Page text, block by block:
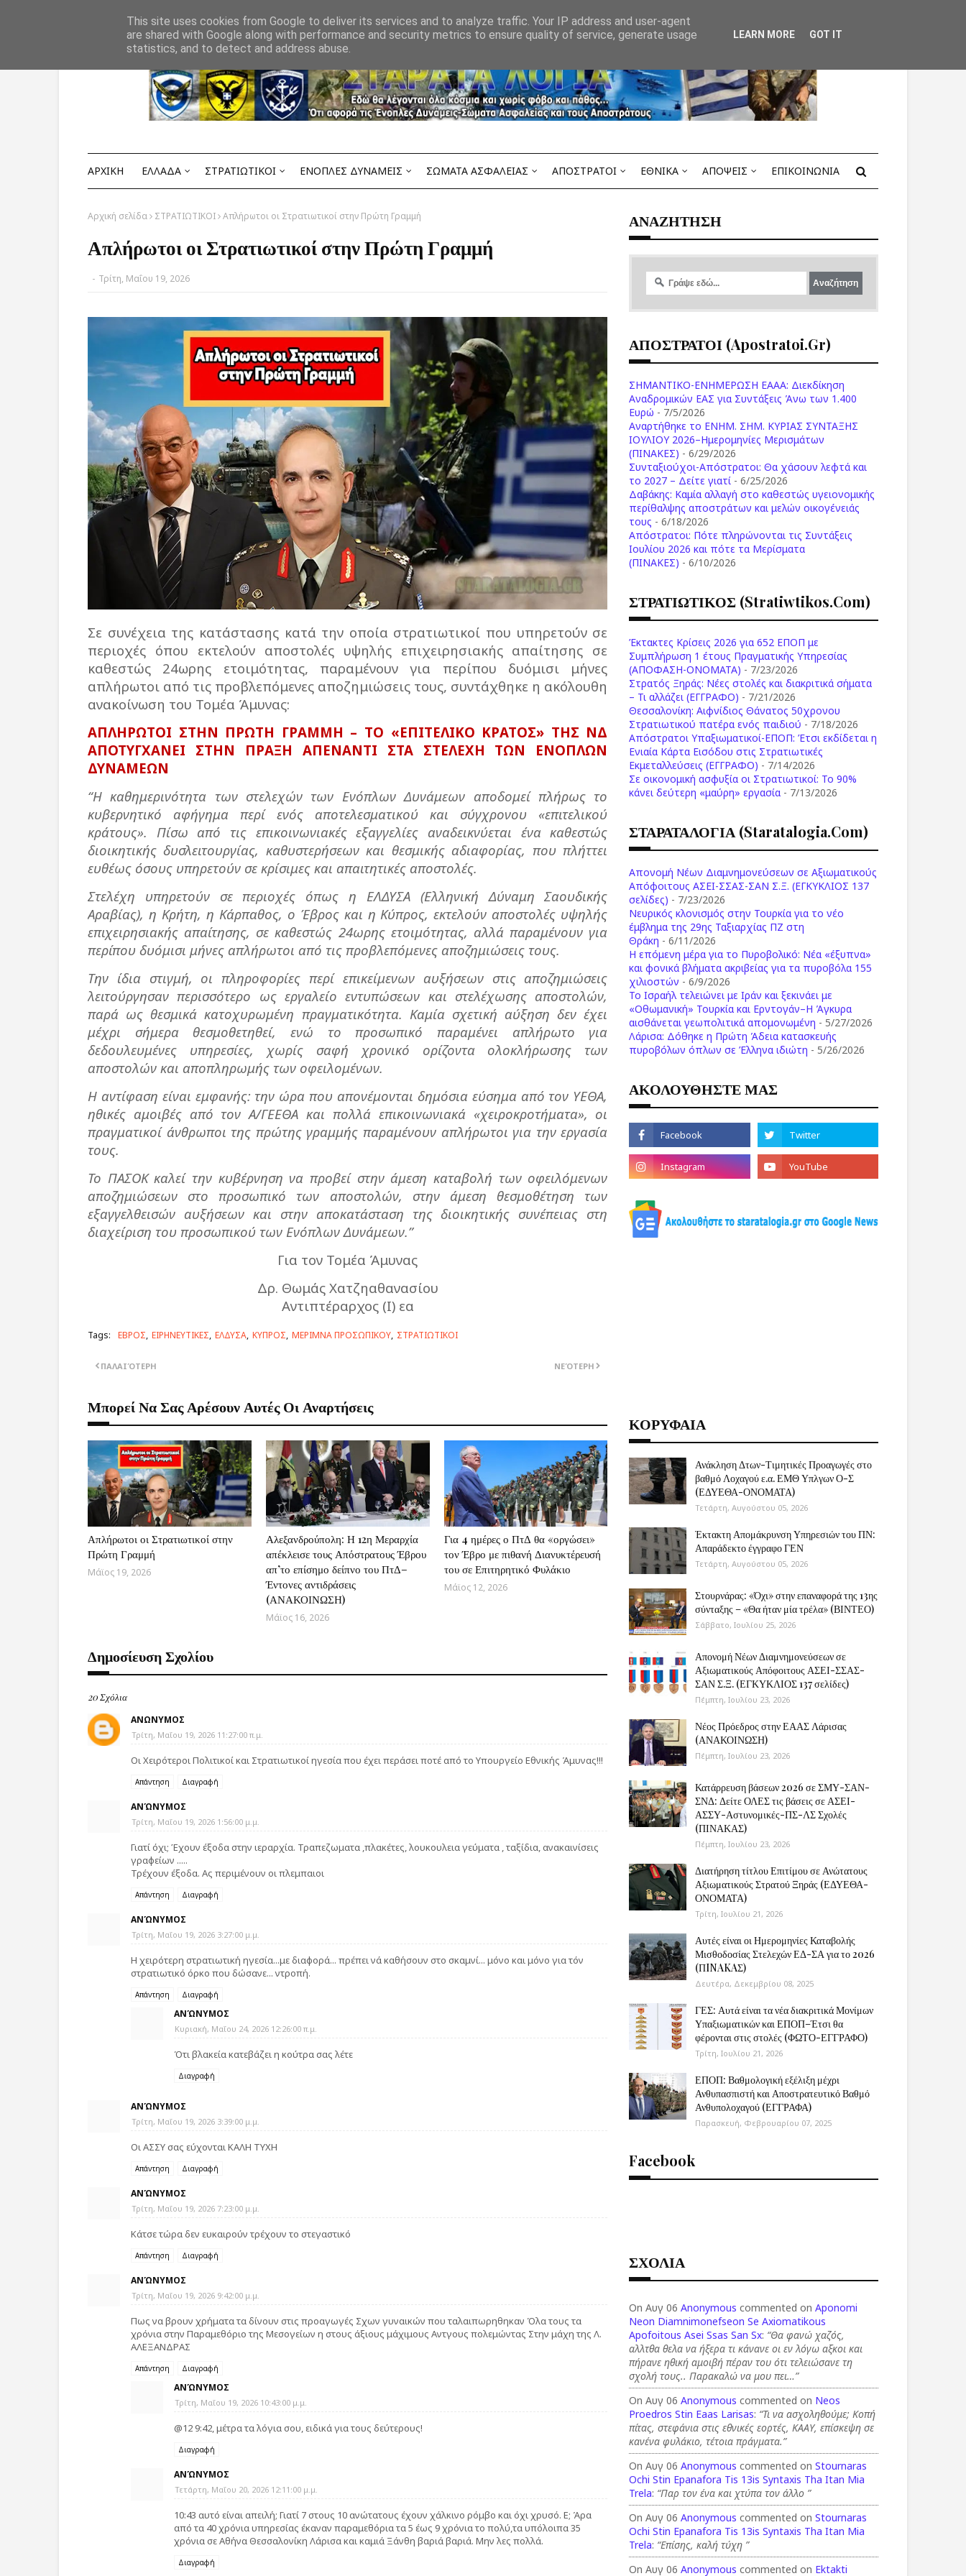
ΑΡΧΙΚΗ ΕΛΛΑΔΑ ΣΤΡΑΤΙΩΤΙΚΟΙ ΕΝΟΠΛΕΣ ΔΥΝΑΜΕΙΣ ΣΩΜΑΤΑ ΑΣΦΑΛΕΙΑΣ ΑΠΟΣΤΡΑΤΟΙ ΕΘΝΙΚΑ ΑΠΟΨΕΙΣ ΕΠΙΚΟΙΝΩΝΙΑ
Αρχική σελίδα ΣΤΡΑΤΙΩΤΙΚΟΙ Απλήρωτοι οι Στρατιωτικοί στην Πρώτη Γραμμή
Απλήρωτοι οι Στρατιωτικοί στην Πρώτη Γραμμή
- Τρίτη, Μαΐου 19, 2026
Σε συνέχεια της κατάστασης κατά την οποία στρατιωτικοί που υπηρετούν σε
περιοχές όπου εκτελούν αποστολές υψηλής επιχειρησιακής απαίτησης σε
καθεστώς 24ωρης ετοιμότητας, παραμένουν για περίπου δυόμισι μήνες
απλήρωτοι από τις προβλεπόμενες αποζημιώσεις τους, συντάχθηκε η ακόλουθη
ανακοίνωση του Τομέα Άμυνας:
ΑΠΛΗΡΩΤΟΙ ΣΤΗΝ ΠΡΩΤΗ ΓΡΑΜΜΗ – ΤΟ «ΕΠΙΤΕΛΙΚΟ ΚΡΑΤΟΣ» ΤΗΣ ΝΔ
ΑΠΟΤΥΓΧΑΝΕΙ ΣΤΗΝ ΠΡΑΞΗ ΑΠΕΝΑΝΤΙ ΣΤΑ ΣΤΕΛΕΧΗ ΤΩΝ ΕΝΟΠΛΩΝ
ΔΥΝΑΜΕΩΝ
“Η καθημερινότητα των στελεχών των Ενόπλων Δυνάμεων αποδομεί πλήρως το
κυβερνητικό αφήγημα περί ενός αποτελεσματικού και σύγχρονου «επιτελικού
κράτους». Πίσω από τις επικοινωνιακές εξαγγελίες αναδεικνύεται ένα καθεστώς
διοικητικής δυσλειτουργίας, καθυστερήσεων και θεσμικής αδιαφορίας, που πλήττει
ευθέως όσους υπηρετούν σε κρίσιμες και απαιτητικές αποστολές.
Στελέχη υπηρετούν σε περιοχές όπως η ΕΛΔΥΣΑ (Ελληνική Δύναμη Σαουδικής
Αραβίας), η Κρήτη, η Κάρπαθος, ο Έβρος και η Κύπρος, εκτελούν αποστολές υψηλής
επιχειρησιακής απαίτησης, σε καθεστώς 24ωρης ετοιμότητας, αλλά παραμένουν για
περίπου δυόμισι μήνες απλήρωτοι από τις προβλεπόμενες αποζημιώσεις τους.
Την ίδια στιγμή, οι πληροφορίες περί επικείμενων αυξήσεων στις αποζημιώσεις
λειτούργησαν περισσότερο ως εργαλείο εντυπώσεων και στελέχωσης αποστολών,
παρά ως θεσμικά κατοχυρωμένη πραγματικότητα. Καμία σχετική αύξηση δεν έχει
μέχρι σήμερα θεσμοθετηθεί, ενώ το προσωπικό παραμένει απλήρωτο για
δεδουλευμένες υπηρεσίες, χωρίς σαφή χρονικό ορίζοντα ολοκλήρωσης των
αποστολών και αποπληρωμής των οφειλομένων.
Η αντίφαση είναι εμφανής: την ώρα που απονέμονται δημόσια εύσημα από τον ΥΕΘΑ,
ηθικές αμοιβές από τον Α/ΓΕΕΘΑ και πολλά επικοινωνιακά «χειροκροτήματα», οι
πραγματικοί άνθρωποι της πρώτης γραμμής παραμένουν απλήρωτοι για την εργασία
τους.
Το ΠΑΣΟΚ καλεί την κυβέρνηση να προβεί στην άμεση καταβολή των οφειλόμενων
αποζημιώσεων στο προσωπικό των αποστολών, στην άμεση θεσμοθέτηση των
εξαγγελθεισών αυξήσεων και στην αποκατάσταση της διοικητικής συνέπειας στη
διαχείριση του προσωπικού των Ενόπλων Δυνάμεων.”
Για τον Τομέα Άμυνας
Δρ. Θωμάς Χατζηαθανασίου
Αντιπτέραρχος (Ι) εα
Tags: ΕΒΡΟΣ ΕΙΡΗΝΕΥΤΙΚΕΣ ΕΛΔΥΣΑ ΚΥΠΡΟΣ ΜΕΡΙΜΝΑ ΠΡΟΣΩΠΙΚΟΥ ΣΤΡΑΤΙΩΤΙΚΟΙ
ΝΕΌΤΕΡΗ
ΠΑΛΑΙΌΤΕΡΗ
Μπορεί Να Σας Αρέσουν Αυτές Οι Αναρτήσεις
Απλήρωτοι οι Στρατιωτικοί στην
Πρώτη Γραμμή
Μάϊος 19, 2026
Αλεξανδρούπολη: Η 12η Μεραρχία
απέκλεισε τους Απόστρατους Έβρου
απ’το επίσημο δείπνο του ΠτΔ–
Έντονες αντιδράσεις
(ΑΝΑΚΟΙΝΩΣΗ)
Μάϊος 16, 2026
Για 4 ημέρες ο ΠτΔ θα «οργώσει»
τον Έβρο με πιθανή Διανυκτέρευσή
του σε Επιτηρητικό Φυλάκιο
Μάϊος 12, 2026
Δημοσίευση Σχολίου
20 Σχόλια
ΑΝΩΝΥΜΟΣ
Τρίτη, Μαΐου 19, 2026 11:27:00 π.μ.
Οι Χειρότεροι Πολιτικοί και Στρατιωτικοί ηγεσία που έχει περάσει ποτέ από το Υπουργείο Εθνικής Άμυνας!!!
Απάντηση Διαγραφή
ΑΝΏΝΥΜΟΣ
Τρίτη, Μαΐου 19, 2026 1:56:00 μ.μ.
Γιατί όχι; Έχουν έξοδα στην ιεραρχία. Τραπεζωματα ,πλακέτες, λουκουλεια γεύματα , ταξίδια, ανακαινίσεις
γραφείων .....
Τρέχουν έξοδα. Ας περιμένουν οι πλεμπαιοι
Απάντηση Διαγραφή
ΑΝΏΝΥΜΟΣ
Τρίτη, Μαΐου 19, 2026 3:27:00 μ.μ.
Η χειρότερη στρατιωτική ηγεσία...με διαφορά... πρέπει νά καθήσουν στο σκαμνί... μόνο και μόνο για τόν
στρατιωτικό όρκο που δώσανε... ντροπή.
Απάντηση Διαγραφή
ΑΝΏΝΥΜΟΣ
Κυριακή, Μαΐου 24, 2026 12:26:00 π.μ.
Ότι βλακεία κατεβάζει η κούτρα σας λέτε
Διαγραφή
ΑΝΏΝΥΜΟΣ
Τρίτη, Μαΐου 19, 2026 3:39:00 μ.μ.
Οι ΑΣΣΥ σας εύχονται ΚΑΛΗ ΤΥΧΗ
Απάντηση Διαγραφή
ΑΝΏΝΥΜΟΣ
Τρίτη, Μαΐου 19, 2026 7:23:00 μ.μ.
Κάτσε τώρα δεν ευκαιρούν τρέχουν το στεγαστικό
Απάντηση Διαγραφή
ΑΝΏΝΥΜΟΣ
Τρίτη, Μαΐου 19, 2026 9:42:00 μ.μ.
Πως να βρουν χρήματα τα δίνουν στις προαγωγές Σχων γυναικών που ταλαιπωρηθηκαν Όλα τους τα
χρόνια στην Παραμεθόριο της Μεσογείων η στους άξιους μάχιμους Αντγους πολεμώντας Στην μάχη της Λ.
ΑΛΕΞΑΝΔΡΑΣ
Απάντηση Διαγραφή
ΑΝΏΝΥΜΟΣ
Τρίτη, Μαΐου 19, 2026 10:43:00 μ.μ.
@12 9:42, μέτρα τα λόγια σου, ειδικά για τους δεύτερους!
Διαγραφή
ΑΝΏΝΥΜΟΣ
Τετάρτη, Μαΐου 20, 2026 12:11:00 μ.μ.
10:43 αυτό είναι απειλή; Γιατί 7 στους 10 ανώτατους έχουν χάλκινο ρόμβο και όχι χρυσό. Ε; Άρα
από τα 40 χρόνια υπηρεσίας έκαναν παραμεθόρια τα 5 έως 9 χρόνια το πολύ,τα υπόλοιπα 35
χρόνια σε Αθήνα Θεσσαλονίκη Λάρισα και καμιά Ξάνθη βαριά βαριά. Μην λες πολλά.
Διαγραφή
ΑΝΑΖΗΤΗΣΗ
ΑΠΟΣΤΡΑΤΟΙ (apostratoi.gr)
ΣΗΜΑΝΤΙΚΟ-ΕΝΗΜΕΡΩΣΗ ΕΑΑΑ: Διεκδίκηση
Αναδρομικών ΕΑΣ για Συντάξεις Άνω των 1.400
Ευρώ - 7/5/2026
Aναρτήθηκε το ENHM. ΣΗΜ. ΚΥΡΙΑΣ ΣΥΝΤΑΞΗΣ
ΙΟΥΛΙΟΥ 2026–Ημερομηνίες Μερισμάτων
(ΠΙΝΑΚΕΣ) - 6/29/2026
Συνταξιούχοι-Απόστρατοι: Θα χάσουν λεφτά και
το 2027 – Δείτε γιατί - 6/25/2026
Δαβάκης: Καμία αλλαγή στο καθεστώς υγειονομικής
περίθαλψης αποστράτων και μελών οικογένειάς
τους - 6/18/2026
Aπόστρατοι: Πότε πληρώνονται τις Συντάξεις
Ιουλίου 2026 και πότε τα Μερίσματα
(ΠΙΝΑΚΕΣ) - 6/10/2026
ΣΤΡΑΤΙΩΤΙΚΟΣ (stratiwtikos.com)
Έκτακτες Κρίσεις 2026 για 652 ΕΠΟΠ με
Συμπλήρωση 1 έτους Πραγματικής Υπηρεσίας
(ΑΠΟΦΑΣΗ-ONOMATA) - 7/23/2026
Στρατός Ξηράς: Νέες στολές και διακριτικά σήματα
– Τι αλλάζει (ΕΓΓΡΑΦΟ) - 7/21/2026
Θεσσαλονίκη: Αιφνίδιος Θάνατος 50χρονου
Στρατιωτικού πατέρα ενός παιδιού - 7/18/2026
Απόστρατοι Υπαξιωματικοί-ΕΠΟΠ: Έτσι εκδίδεται η
Ενιαία Κάρτα Εισόδου στις Στρατιωτικές
Εκμεταλλεύσεις (ΕΓΓΡΑΦΟ) - 7/14/2026
Σε οικονομική ασφυξία οι Στρατιωτικοί: Το 90%
κάνει δεύτερη «μαύρη» εργασία - 7/13/2026
ΣΤΑΡΑΤΑΛΟΓΙΑ (staratalogia.com)
Απονομή Νέων Διαμνημονεύσεων σε Αξιωματικούς
Απόφοιτους ΑΣΕΙ-ΣΣΑΣ-ΣΑΝ Σ.Ξ. (ΕΓΚΥΚΛΙΟΣ 137
σελίδες) - 7/23/2026
Νευρικός κλονισμός στην Τουρκία για το νέο
έμβλημα της 29ης Ταξιαρχίας ΠΖ στη
Θράκη - 6/11/2026
Η επόμενη μέρα για το Πυροβολικό: Νέα «έξυπνα»
και φονικά βλήματα ακριβείας για τα πυροβόλα 155
χιλιοστών - 6/9/2026
Το Ισραήλ τελειώνει με Ιράν και ξεκινάει με
«Οθωμανική» Τουρκία και Ερντογάν–Η Άγκυρα
αισθάνεται γεωπολιτικά απομονωμένη - 5/27/2026
Λάρισα: Δόθηκε η Πρώτη Άδεια κατασκευής
πυροβόλων όπλων σε Έλληνα ιδιώτη - 5/26/2026
ΑΚΟΛΟΥΘΗΣΤΕ ΜΑΣ
ΚΟΡΥΦΑΙΑ
Ανάκληση Δτων-Τιμητικές Προαγωγές στο
βαθμό Λοχαγού ε.α. ΕΜΘ Υπλγων Ο-Σ
(ΕΔΥΕΘΑ-ΟΝΟΜΑΤΑ)
Τετάρτη, Αυγούστου 05, 2026
Έκτακτη Απομάκρυνση Υπηρεσιών του ΠΝ:
Απαράδεκτο έγγραφο ΓΕΝ
Τετάρτη, Αυγούστου 05, 2026
Στουρνάρας: «Όχι» στην επαναφορά της 13ης
σύνταξης – «Θα ήταν μία τρέλα» (ΒΙΝΤΕΟ)
Σάββατο, Ιουλίου 25, 2026
Απονομή Νέων Διαμνημονεύσεων σε
Αξιωματικούς Απόφοιτους ΑΣΕΙ-ΣΣΑΣ-
ΣΑΝ Σ.Ξ. (ΕΓΚΥΚΛΙΟΣ 137 σελίδες)
Πέμπτη, Ιουλίου 23, 2026
Νέος Πρόεδρος στην ΕΑΑΣ Λάρισας
(ΑΝΑΚΟΙΝΩΣΗ)
Πέμπτη, Ιουλίου 23, 2026
Κατάρρευση βάσεων 2026 σε ΣΜΥ-ΣΑΝ-
ΣΝΔ: Δείτε ΟΛΕΣ τις βάσεις σε ΑΣΕΙ-
ΑΣΣΥ-Αστυνομικές-ΠΣ-ΛΣ Σχολές
(ΠΙΝΑΚΑΣ)
Πέμπτη, Ιουλίου 23, 2026
Διατήρηση τίτλου Επιτίμου σε Ανώτατους
Αξιωματικούς Στρατού Ξηράς (ΕΔΥΕΘΑ-
ΟΝΟΜΑΤΑ)
Τρίτη, Ιουλίου 21, 2026
Αυτές είναι οι Ημερομηνίες Καταβολής
Μισθοδοσίας Στελεχών ΕΔ-ΣΑ για το 2026
(ΠINAKAΣ)
Δευτέρα, Δεκεμβρίου 08, 2025
ΓΕΣ: Αυτά είναι τα νέα διακριτικά Μονίμων
Υπαξιωματικών και ΕΠΟΠ–Έτσι θα
φέρονται στις στολές (ΦΩΤΟ-ΕΓΓΡΑΦΟ)
Τρίτη, Ιουλίου 21, 2026
ΕΠΟΠ: Βαθμολογική εξέλιξη μέχρι
Ανθυπασπιστή και Αποστρατευτικό Βαθμό
Ανθυπολοχαγού (ΕΓΓΡΑΦΑ)
Παρασκευή, Φεβρουαρίου 07, 2025
Facebook
ΣΧΟΛΙΑ
On Αυγ 06Anonymous commented onAponomi
Neon Diamnimonefseon Se Axiomatikous
Apofoitous Asei Ssas San Sx: “Θα φανώ χαζός,
αλλτθα θελα να ήξερα τι κάνανε οι εν λόγω αξκοι και
πήρανε ηθική αμοιβή πέραν του ότι τελειώσανε τη
σχολή τους.. Παρακαλώ να μου πει…”
On Αυγ 06Anonymous commented on Neos
Proedros Stin Eaas Larisas: “Τι να ασχοληθούμε; Κοπή
πίτας, στεφάνια στις εθνικές εορτές, ΚΑΑΥ, επίσκεψη σε
κανένα φυλάκιο, τέτοια πράγματα.”
On Αυγ 06Anonymous commented onStournaras
Ochi Stin Epanafora Tis 13is Syntaxis Tha Itan Mia
Trela: “Παρ τον ένα και χτύπα τον άλλο ”
On Αυγ 06Anonymous commented onStournaras
Ochi Stin Epanafora Tis 13is Syntaxis Tha Itan Mia
Trela: “Επίσης, καλή τύχη ”
On Αυγ 06Anonymous commented on Ektakti
This site uses cookies from Google to deliver its services and to analyze traffic. Your IP address and user-agent
are shared with Google along with performance and security metrics to ensure quality of service, generate usage
statistics, and to detect and address abuse.
LEARN MORE GOT IT